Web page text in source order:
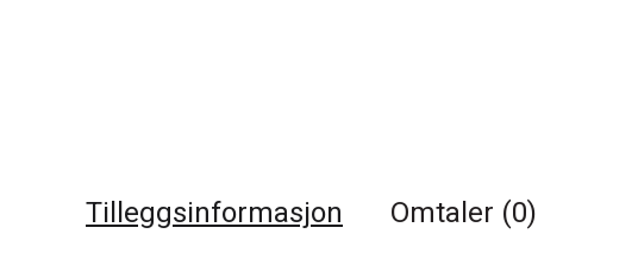
Tilleggsinformasjon Omtaler (0)